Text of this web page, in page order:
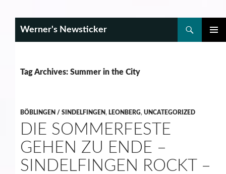
Werner's Newsticker
Tag Archives: Summer in the City
BÖBLINGEN / SINDELFINGEN, LEONBERG, UNCATEGORIZED
DIE SOMMERFESTE
GEHEN ZU ENDE –
SINDELFINGEN ROCKT –